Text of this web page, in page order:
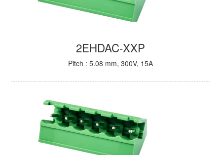
2EHDAC-XXP
Pitch : 5.08 mm, 300V, 15A